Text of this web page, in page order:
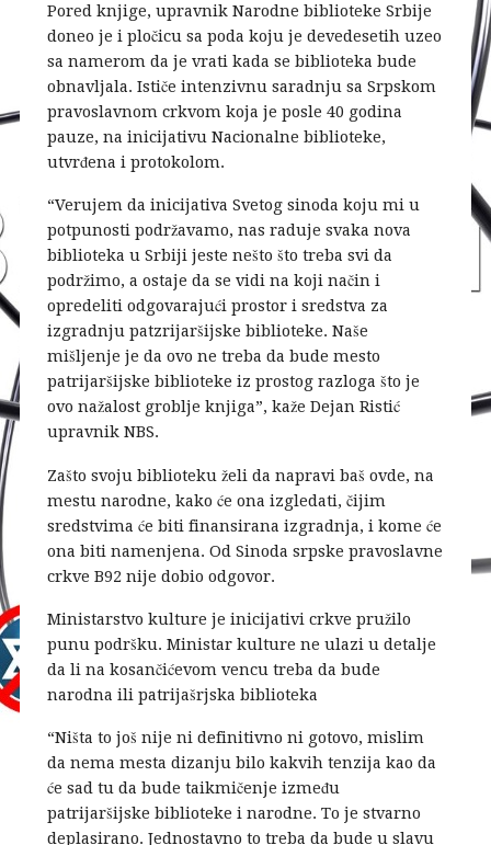
Pored knjige, upravnik Narodne biblioteke Srbije
doneo je i pločicu sa poda koju je devedesetih uzeo
sa namerom da je vrati kada se biblioteka bude
obnavljala. Ističe intenzivnu saradnju sa Srpskom
pravoslavnom crkvom koja je posle 40 godina
pauze, na inicijativu Nacionalne biblioteke,
utvrđena i protokolom.
“Verujem da inicijativa Svetog sinoda koju mi u
potpunosti podržavamo, nas raduje svaka nova
biblioteka u Srbiji jeste nešto što treba svi da
podržimo, a ostaje da se vidi na koji način i
opredeliti odgovarajući prostor i sredstva za
izgradnju patzrijaršijske biblioteke. Naše
mišljenje je da ovo ne treba da bude mesto
patrijaršijske biblioteke iz prostog razloga što je
ovo nažalost groblje knjiga”, kaže Dejan Ristić
upravnik NBS.
Zašto svoju biblioteku želi da napravi baš ovde, na
mestu narodne, kako će ona izgledati, čijim
sredstvima će biti finansirana izgradnja, i kome će
ona biti namenjena. Od Sinoda srpske pravoslavne
crkve B92 nije dobio odgovor.
Ministarstvo kulture je inicijativi crkve pružilo
punu podršku. Ministar kulture ne ulazi u detalje
da li na kosančićevom vencu treba da bude
narodna ili patrijašrjska biblioteka
“Ništa to još nije ni definitivno ni gotovo, mislim
da nema mesta dizanju bilo kakvih tenzija kao da
će sad tu da bude taikmičenje između
patrijaršijske biblioteke i narodne. To je stvarno
deplasirano. Jednostavno to treba da bude u slavu